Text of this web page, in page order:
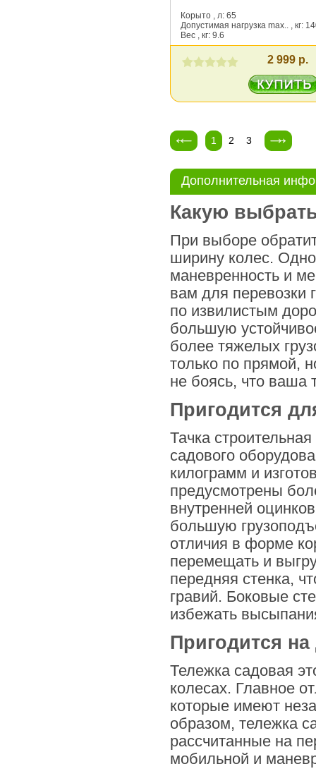
Корыто , л: 65
Допустимая нагрузка max.. , кг:
Вес , кг: 9.6
2 999 р.
1 2 3
Дополнительная
Какую
При выборе
ширину колес.
маневренность и
вам для перевозки
по извилистым
большую
более тяжелых
только по прямой,
не боясь, что ваша
Пригодится
Тачка
садового
килограмм и
предусмотрены
внутренней
большую
отличия в форме
перемещать и
передняя стенка,
гравий. Боковые
избежать
Пригодится на
Тележка садовая
колесах. Главное
которые имеют
образом, тележка
рассчитанные на
мобильной и